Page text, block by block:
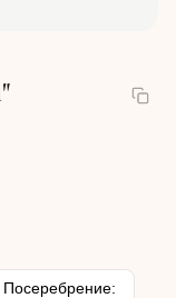
Посеребрение: